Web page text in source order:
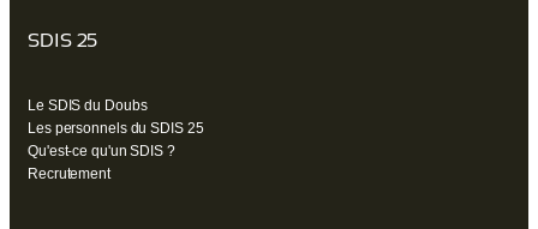
SDIS 25
Le SDIS du Doubs
Les personnels du SDIS 25
Qu'est-ce qu'un SDIS ?
Recrutement